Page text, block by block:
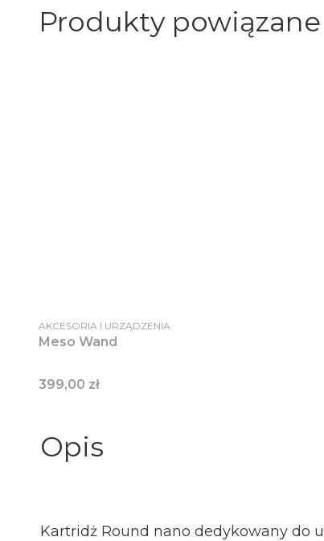
Produkty powiązane
PRODUCENT
AKCESORIA I URZĄDZENIA
Meso Wand
Cena
399,00 zł
Opis
Kartridż Round nano dedykowany do